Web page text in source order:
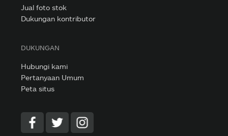
Jual foto stok
Dukungan kontributor
DUKUNGAN
Hubungi kami
Pertanyaan Umum
Peta situs